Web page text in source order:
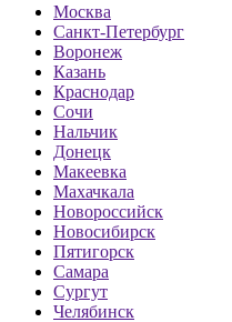
Москва
Санкт-Петербург
Воронеж
Казань
Краснодар
Сочи
Нальчик
Донецк
Макеевка
Махачкала
Новороссийск
Новосибирск
Пятигорск
Самара
Сургут
Челябинск